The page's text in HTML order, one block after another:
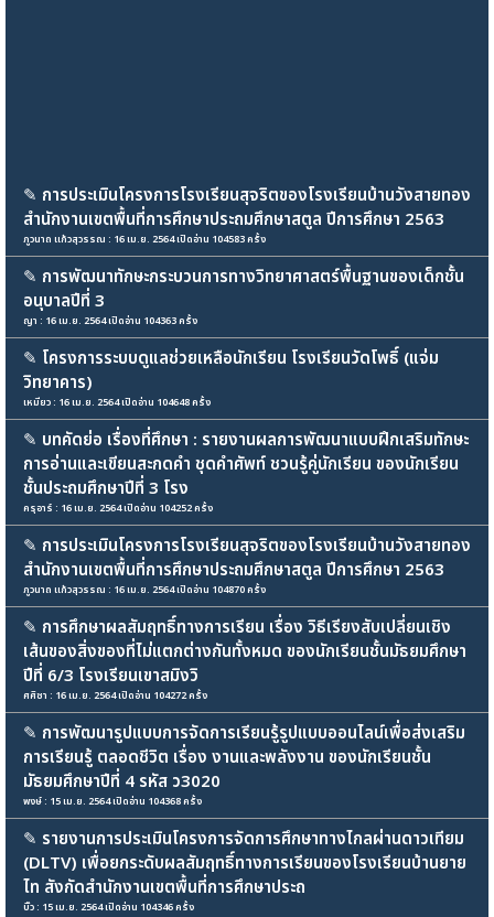
✎ การประเมินโครงการโรงเรียนสุจริตของโรงเรียนบ้านวังสายทอง
สํานักงานเขตพื้นที่การศึกษาประถมศึกษาสตูล ปีการศึกษา 2563
ภูวนาถ แก้วสุวรรณ : 16 เม.ย. 2564 เปิดอ่าน 104583 ครั้ง
✎ การพัฒนาทักษะกระบวนการทางวิทยาศาสตร์พื้นฐานของเด็กชั้น
อนุบาลปีที่ 3
ญา : 16 เม.ย. 2564 เปิดอ่าน 104363 ครั้ง
✎ โครงการระบบดูแลช่วยเหลือนักเรียน โรงเรียนวัดโพธิ์ (แจ่ม
วิทยาคาร)
เหมียว : 16 เม.ย. 2564 เปิดอ่าน 104648 ครั้ง
✎ บทคัดย่อ เรื่องที่ศึกษา : รายงานผลการพัฒนาแบบฝึกเสริมทักษะ
การอ่านและเขียนสะกดคำ ชุดคำศัพท์ ชวนรู้คู่นักเรียน ของนักเรียน
ชั้นประถมศึกษาปีที่ 3 โรง
ครุอาร์ : 16 เม.ย. 2564 เปิดอ่าน 104252 ครั้ง
✎ การประเมินโครงการโรงเรียนสุจริตของโรงเรียนบ้านวังสายทอง
สํานักงานเขตพื้นที่การศึกษาประถมศึกษาสตูล ปีการศึกษา 2563
ภูวนาถ แก้วสุวรรณ : 16 เม.ย. 2564 เปิดอ่าน 104870 ครั้ง
✎ การศึกษาผลสัมฤทธิ์ทางการเรียน เรื่อง วิธีเรียงสับเปลี่ยนเชิง
เส้นของสิ่งของที่ไม่แตกต่างกันทั้งหมด ของนักเรียนชั้นมัธยมศึกษา
ปีที่ 6/3 โรงเรียนเขาสมิงวิ
ศศิชา : 16 เม.ย. 2564 เปิดอ่าน 104272 ครั้ง
✎ การพัฒนารูปแบบการจัดการเรียนรู้รูปแบบออนไลน์เพื่อส่งเสริม
การเรียนรู้ ตลอดชีวิต เรื่อง งานและพลังงาน ของนักเรียนชั้น
มัธยมศึกษาปีที่ 4 รหัส ว3020
พงษ์ : 15 เม.ย. 2564 เปิดอ่าน 104368 ครั้ง
✎ รายงานการประเมินโครงการจัดการศึกษาทางไกลผ่านดาวเทียม
(DLTV) เพื่อยกระดับผลสัมฤทธิ์ทางการเรียนของโรงเรียนบ้านยาย
ไท สังกัดสำนักงานเขตพื้นที่การศึกษาประถ
บิ๊ว : 15 เม.ย. 2564 เปิดอ่าน 104346 ครั้ง